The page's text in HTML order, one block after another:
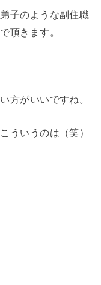
子のような副住職
頂きます。
方がいいですね。
ういうのは（笑）